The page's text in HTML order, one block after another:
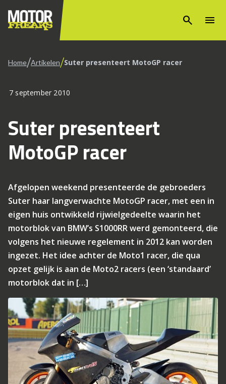
search menu
Home/Artikelen/Suter presenteert MotoGP racer
7 september 2010
Suter presenteert
MotoGP racer
Afgelopen weekend presenteerde de gebroeders
Suter haar langverwachte MotoGP racer, met een in
eigen huis ontwikkeld rijwielgedeelte waarin het
motorblok van BMW’s S1000RR werd gemonteerd, die
volgens het nieuwe regelement in 2012 kan worden
ingezet. Het idee achter de Moto1 racer, die qua
opzet gelijk is aan de Moto2 racers (een ‘standaard’
motorblok dat in […]